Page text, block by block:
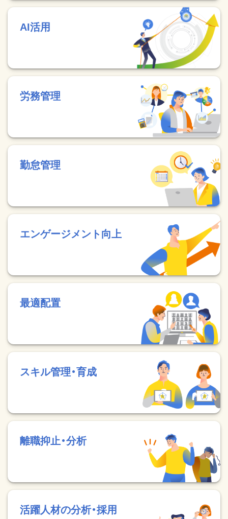
AI活用
労務管理
勤怠管理
エンゲージメント向上
最適配置
スキル管理・育成
離職抑止・分析
活躍人材の分析・採用